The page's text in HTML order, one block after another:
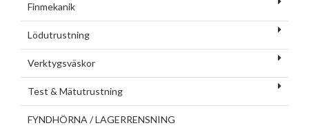
Finmekanik
Lödutrustning
Verktygsväskor
Test & Mätutrustning
FYNDHÖRNA / LAGERRENSNING